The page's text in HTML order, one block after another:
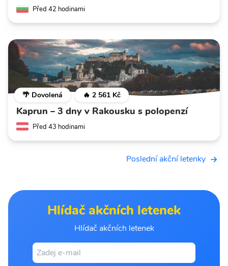
Před 42 hodinami
🌴 Dovolená 🔥 2 561 Kč
Kaprun – 3 dny v Rakousku s polopenzí
Před 43 hodinami
Poslední akční letenky
Hlídač akčních letenek
Hlídač akčních letenek